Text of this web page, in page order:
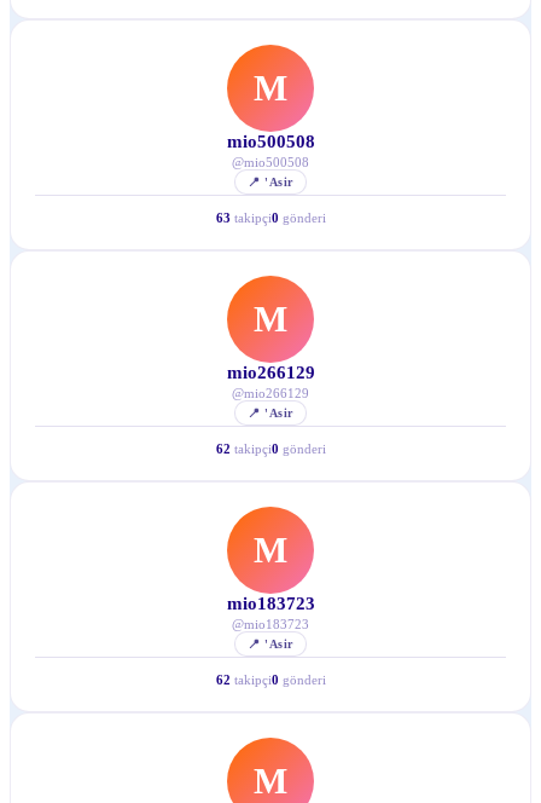
M
mio500508
@mio500508
📍'Asir
63 takipçi0 gönderi
M
mio266129
@mio266129
📍'Asir
62 takipçi0 gönderi
M
mio183723
@mio183723
📍'Asir
62 takipçi0 gönderi
M